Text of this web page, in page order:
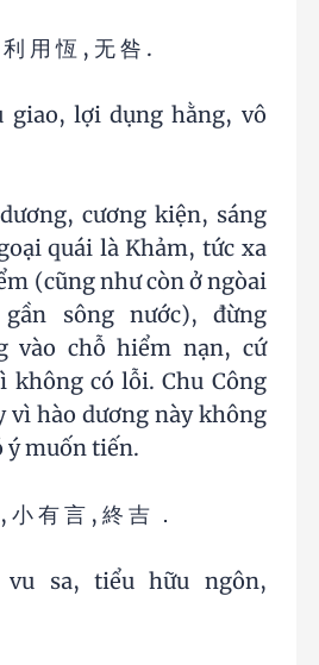
用 恆 , 无 咎 .
giao, lợi dụng hằng, vô
cương kiện, sáng
quái là Khảm, tức xa
(cũng như còn ở ngòai
sông nước), đừng
vào chỗ hiểm nạn, cứ
không có lỗi. Chu Công
vì hào dương này không
ý muốn tiến.
有 言 , 終 吉 ．
sa, tiểu hữu ngôn,